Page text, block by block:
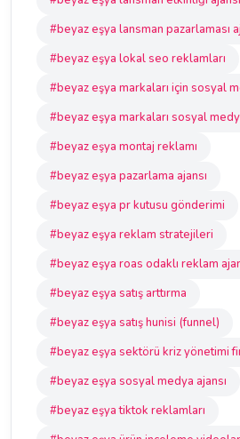
#beyaz eşya lansman pazarlaması
#beyaz eşya lokal seo reklamları
#beyaz eşya markaları için sosyal
#beyaz eşya markaları sosyal
#beyaz eşya montaj reklamı
#beyaz eşya pazarlama ajansı
#beyaz eşya pr kutusu gönderimi
#beyaz eşya reklam stratejileri
#beyaz eşya roas odaklı reklam
#beyaz eşya satış arttırma
#beyaz eşya satış hunisi (funnel)
#beyaz eşya sektörü kriz yönetimi
#beyaz eşya sosyal medya ajansı
#beyaz eşya tiktok reklamları